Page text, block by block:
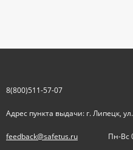
8(800)511-57-07
Адрес пункта выдачи: г. Липецк,
feedback@safetus.ru Пн-Вс